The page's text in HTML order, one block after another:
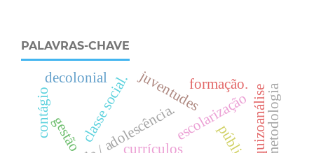
PALAVRAS-CHAVE
currículos
c
l
a
s
s
e
s
o
c
i
a
l
.
gestão
juventudesescolarizaçãoesquizoanálise
formação.
decolonial
contágio metodologia